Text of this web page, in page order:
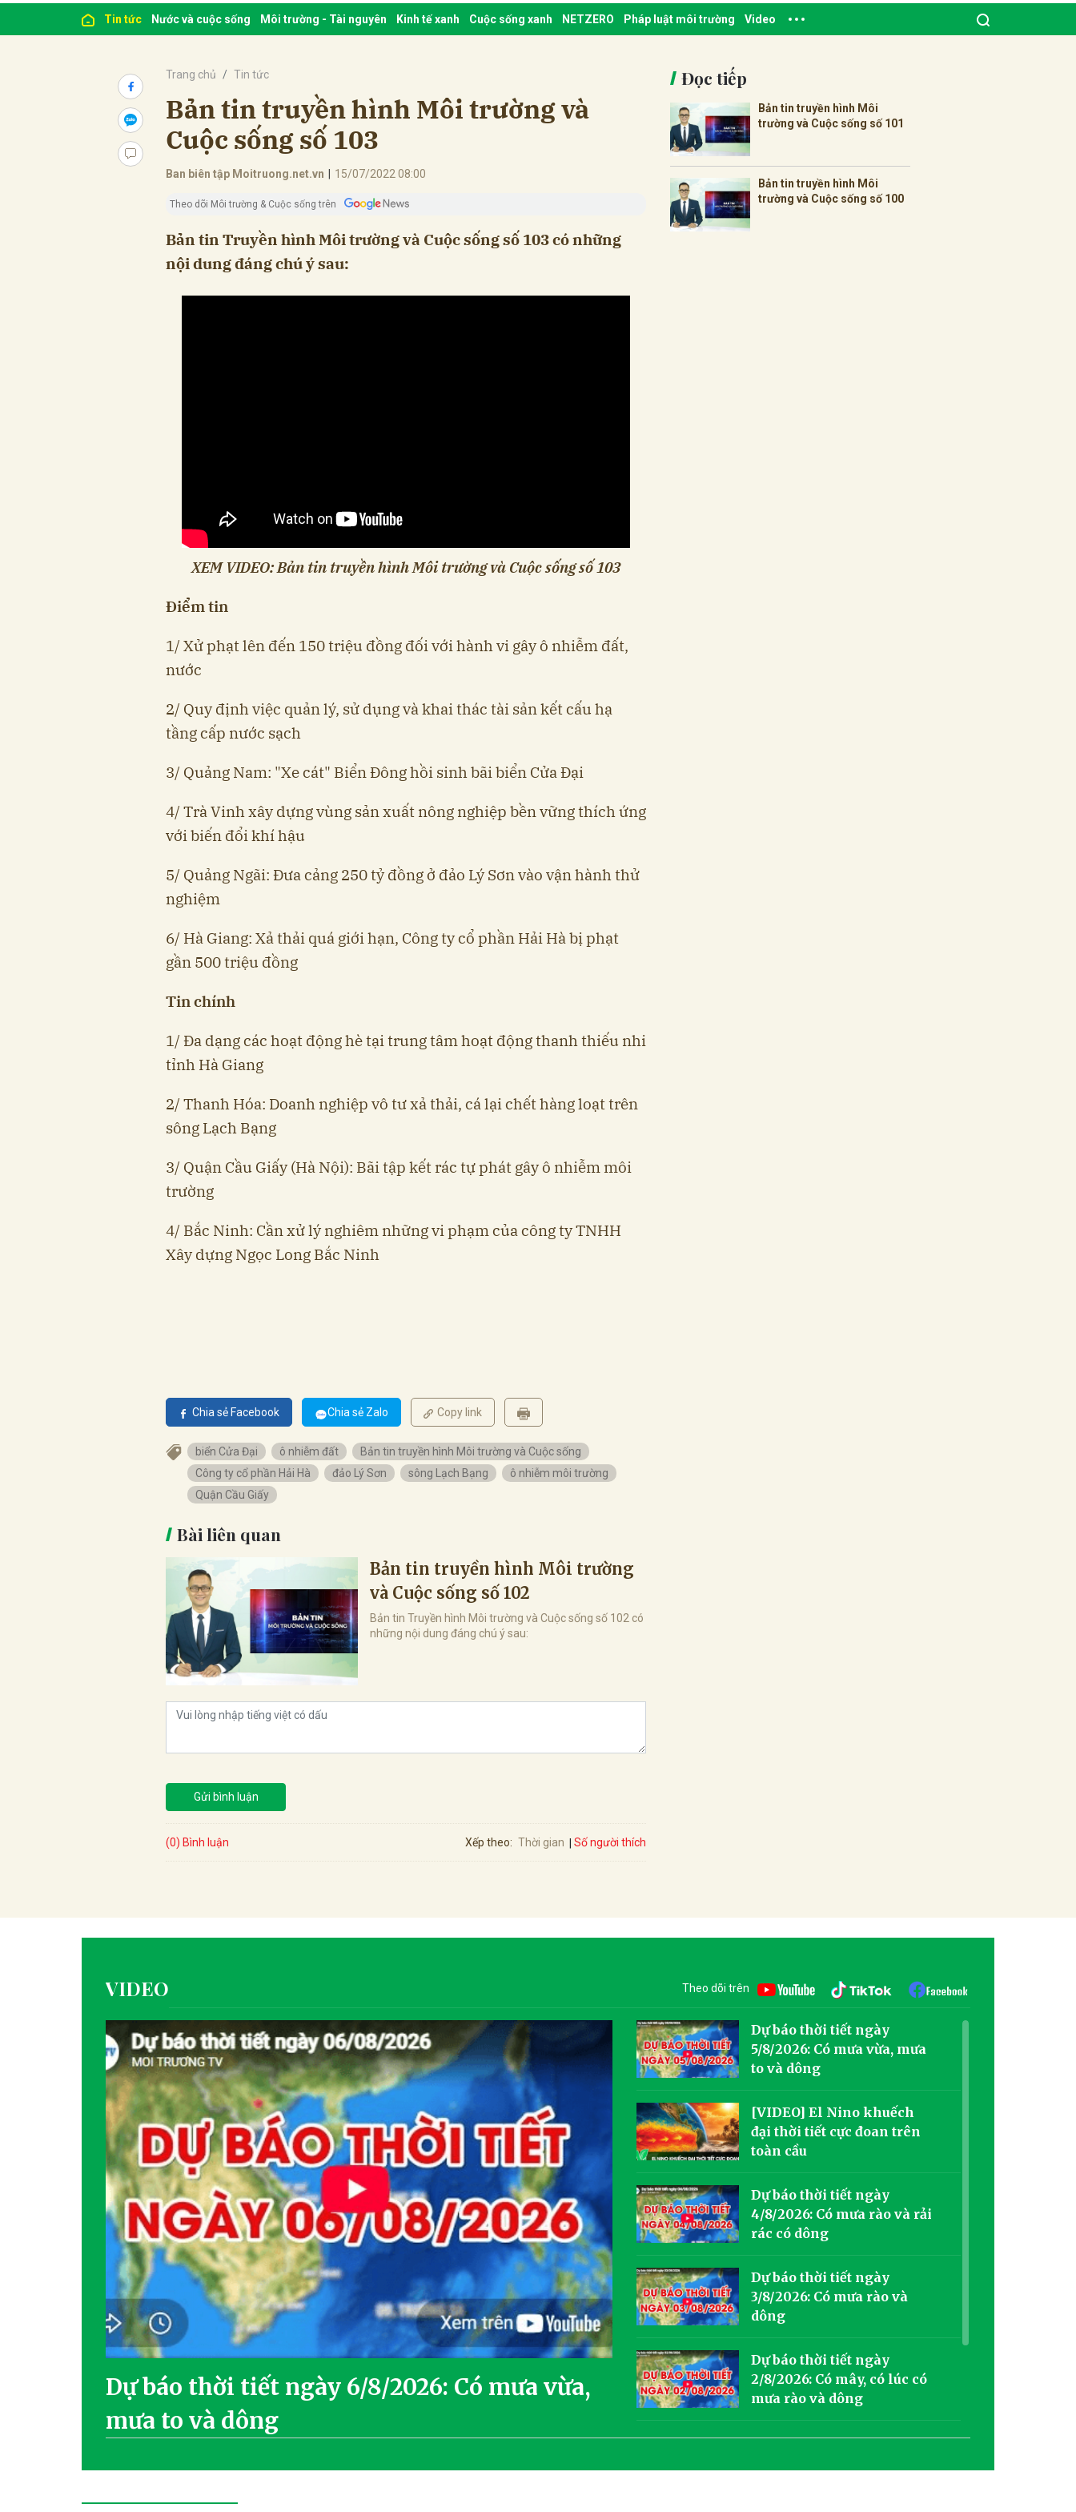
Tin tức Nước và cuộc sống Môi trường - Tài nguyên Kinh tế xanh Cuộc sống xanh NETZERO Pháp luật môi trường Video
Trang chủ Tin tức
Bản tin truyền hình Môi trường và
Cuộc sống số 103
Ban biên tập Moitruong.net.vn 15/07/2022 08:00
Theo dõi Môi trường & Cuộc sống trên
Bản tin Truyền hình Môi trường và Cuộc sống số 103 có những
nội dung đáng chú ý sau:
XEM VIDEO: Bản tin truyền hình Môi trường và Cuộc sống số 103
Điểm tin
1/ Xử phạt lên đến 150 triệu đồng đối với hành vi gây ô nhiễm đất,
nước
2/ Quy định việc quản lý, sử dụng và khai thác tài sản kết cấu hạ
tầng cấp nước sạch
3/ Quảng Nam: "Xe cát" Biển Đông hồi sinh bãi biển Cửa Đại
4/ Trà Vinh xây dựng vùng sản xuất nông nghiệp bền vững thích ứng
với biến đổi khí hậu
5/ Quảng Ngãi: Đưa cảng 250 tỷ đồng ở đảo Lý Sơn vào vận hành thử
nghiệm
6/ Hà Giang: Xả thải quá giới hạn, Công ty cổ phần Hải Hà bị phạt
gần 500 triệu đồng
Tin chính
1/ Đa dạng các hoạt động hè tại trung tâm hoạt động thanh thiếu nhi
tỉnh Hà Giang
2/ Thanh Hóa: Doanh nghiệp vô tư xả thải, cá lại chết hàng loạt trên
sông Lạch Bạng
3/ Quận Cầu Giấy (Hà Nội): Bãi tập kết rác tự phát gây ô nhiễm môi
trường
4/ Bắc Ninh: Cần xử lý nghiêm những vi phạm của công ty TNHH
Xây dựng Ngọc Long Bắc Ninh
Chia sẻ Facebook Chia sẻ Zalo Copy link
biển Cửa Đại ô nhiễm đất
Bản tin truyền hình Môi trường và Cuộc sống
Công ty cổ phần Hải Hà
đảo Lý Sơn sông Lạch Bạng
ô nhiễm môi trường
Quận Cầu Giấy
Bài liên quan
Bản tin truyền hình Môi trường
và Cuộc sống số 102
Bản tin Truyền hình Môi trường và Cuộc sống số 102 có
những nội dung đáng chú ý sau:
Gửi bình luận
(0) Bình luận Xếp theo: Thời gian Số người thích
Đọc tiếp
Bản tin truyền hình Môi
trường và Cuộc sống số 101
Bản tin truyền hình Môi
trường và Cuộc sống số 100
VIDEO Theo dõi trên
Dự báo thời tiết ngày 6/8/2026: Có mưa vừa,
mưa to và dông
Dự báo thời tiết ngày
5/8/2026: Có mưa vừa, mưa
to và dông
[VIDEO] El Nino khuếch
đại thời tiết cực đoan trên
toàn cầu
Dự báo thời tiết ngày
4/8/2026: Có mưa rào và rải
rác có dông
Dự báo thời tiết ngày
3/8/2026: Có mưa rào và
dông
Dự báo thời tiết ngày
2/8/2026: Có mây, có lúc có
mưa rào và dông
[VIDEO] Lời cảm ơn của